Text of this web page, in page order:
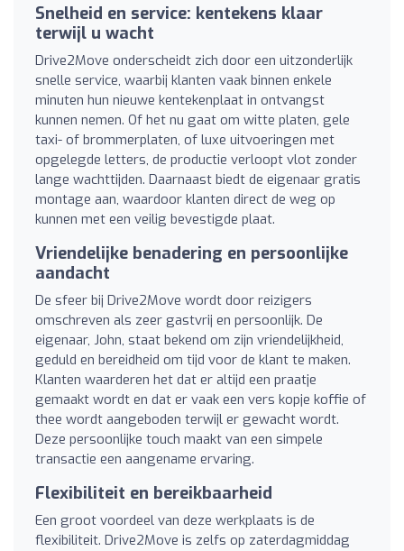
Snelheid en service: kentekens klaar
terwijl u wacht
Drive2Move onderscheidt zich door een uitzonderlijk
snelle service, waarbij klanten vaak binnen enkele
minuten hun nieuwe kentekenplaat in ontvangst
kunnen nemen. Of het nu gaat om witte platen, gele
taxi- of brommerplaten, of luxe uitvoeringen met
opgelegde letters, de productie verloopt vlot zonder
lange wachttijden. Daarnaast biedt de eigenaar gratis
montage aan, waardoor klanten direct de weg op
kunnen met een veilig bevestigde plaat.
Vriendelijke benadering en persoonlijke
aandacht
De sfeer bij Drive2Move wordt door reizigers
omschreven als zeer gastvrij en persoonlijk. De
eigenaar, John, staat bekend om zijn vriendelijkheid,
geduld en bereidheid om tijd voor de klant te maken.
Klanten waarderen het dat er altijd een praatje
gemaakt wordt en dat er vaak een vers kopje koffie of
thee wordt aangeboden terwijl er gewacht wordt.
Deze persoonlijke touch maakt van een simpele
transactie een aangename ervaring.
Flexibiliteit en bereikbaarheid
Een groot voordeel van deze werkplaats is de
flexibiliteit. Drive2Move is zelfs op zaterdagmiddag